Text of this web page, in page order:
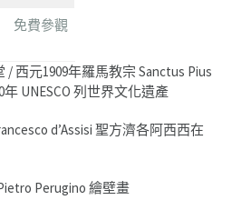
免費參觀
西元1909年羅馬教宗 Sanctus Pius
年 UNESCO 列世界文化遺產
d’Assisi 聖方濟各阿西西在
Perugino 繪壁畫